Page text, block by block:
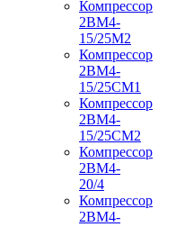
Компрессор
2ВМ4-
15/25М2
Компрессор
2ВМ4-
15/25СМ1
Компрессор
2ВМ4-
15/25СМ2
Компрессор
2ВМ4-
20/4
Компрессор
2ВМ4-